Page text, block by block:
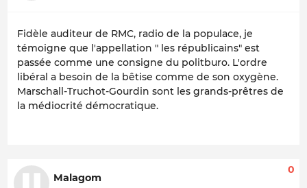
Fidèle auditeur de RMC, radio de la populace, je
témoigne que l'appellation " les républicains" est
passée comme une consigne du politburo. L'ordre
libéral a besoin de la bêtise comme de son oxygène.
Marschall-Truchot-Gourdin sont les grands-prêtres de
la médiocrité démocratique.
Malagom
0